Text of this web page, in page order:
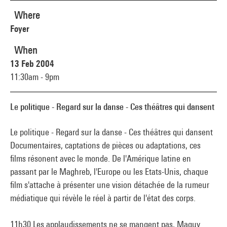
Le politique - Regard sur la danse - Ces théâtres qui dansent
Le politique - Regard sur la danse - Ces théâtres qui dansent
Documentaires, captations de pièces ou adaptations, ces
films résonent avec le monde. De l'Amérique latine en
passant par le Maghreb, l'Europe ou les Etats-Unis, chaque
film s'attache à présenter une vision détachée de la rumeur
médiatique qui révèle le réel à partir de l'état des corps.
11h30 Les applaudissements ne se mangent pas, Maguy
Where
Foyer
When
13 Feb 2004
11:30am - 9pm